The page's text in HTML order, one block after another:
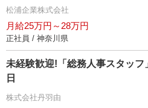
松浦企業株式会社
月給25万円～28万円
正社員 / 神奈川県
未経験歓迎!「総務人事スタッ
日
株式会社丹羽由